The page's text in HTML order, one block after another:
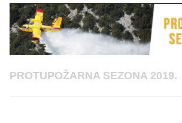
PROTUPOŽARNA SEZONA 2019.